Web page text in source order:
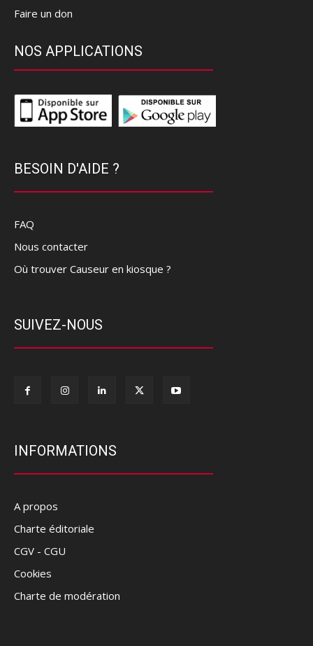
Faire un don
NOS APPLICATIONS
BESOIN D'AIDE ?
FAQ
Nous contacter
Où trouver Causeur en kiosque ?
SUIVEZ-NOUS
INFORMATIONS
A propos
Charte éditoriale
CGV - CGU
Cookies
Charte de modération